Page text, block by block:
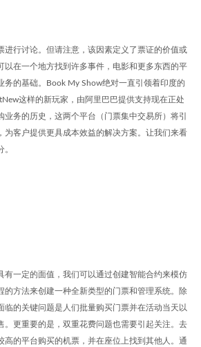
进行讨论。但请注意，该因素定义了票证的价值或
以在一个地方找到许多事件，电影和更多东西的平
务的基础。Book My Show绝对一直引领着印度的
这样的新玩家，由阿里巴巴提供支持现在正处
务的历史，这两个平台（门票集中交易所）将引
为客户提供更具成本效益的解决方案。让我们来看
有一定的面值，我们可以通过创建智能合约来模仿
的方法来创建一种全新类型的门票和管理系统。除
临的关键问题是人们批量购买门票并在活动当天以
。更重要的是，双重花费问题也需要引起关注。去
高的平台购买的机票，并在座位上找到其他人。通